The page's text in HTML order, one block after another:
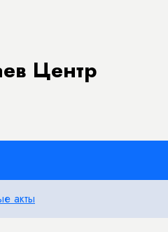
Центр
акты